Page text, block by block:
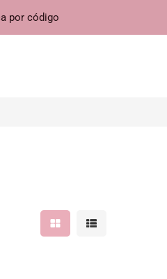
Mostrar resultados em
Mostrar